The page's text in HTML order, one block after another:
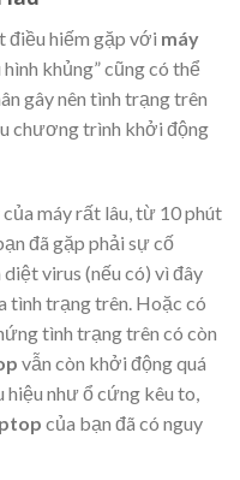
điều hiếm gặp với máy
khủng” cũng có thể
gây nên tình trạng trên
chương trình khởi động
máy rất lâu, từ 10 phút
đã gặp phải sự cố
virus (nếu có) vì đây
tình trạng trên. Hoặc có
tình trạng trên có còn
vẫn còn khởi động quá
hiệu như ổ cứng kêu to,
của bạn đã có nguy